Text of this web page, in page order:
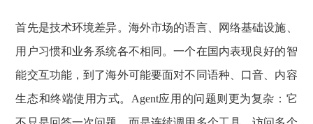
首先是技术环境差异。海外市场的语言、网络基础设施、
用户习惯和业务系统各不相同。一个在国内表现良好的智
能交互功能，到了海外可能要面对不同语种、口音、内容
生态和终端使用方式。Agent应用的问题则更为复杂：它